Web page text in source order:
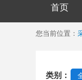
首页
您当前位置：
类别：